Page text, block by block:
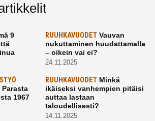
9
RUUHKAVUODETVauvan
nukuttaminen huudattamalla
– oikein vai ei?
24.11.2025
1967
RUUHKAVUODETMinkä
ikäiseksi vanhempien pitäisi
auttaa lastaan
taloudellisesti?
14.11.2025